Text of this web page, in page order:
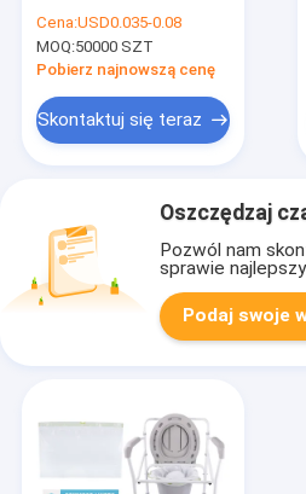
Cena:USD0.035-0.08
MOQ:50000 SZT
Pobierz najnowszą cenę
Skontaktuj się teraz
Oszczędzaj
Pozwól nam
sprawie
Podaj swoje